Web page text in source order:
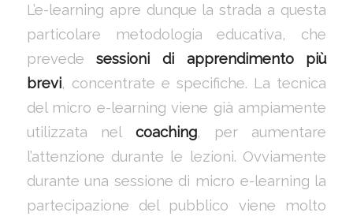
L’e-learning apre dunque la strada a questa
particolare metodologia educativa, che
prevedesessioni di apprendimento più
brevi, concentrate e specifiche. La tecnica
del micro e-learning viene già ampiamente
utilizzata nel coaching, per aumentare
l’attenzione durante le lezioni. Ovviamente
durante una sessione di micro e-learning la
partecipazione del pubblico viene molto